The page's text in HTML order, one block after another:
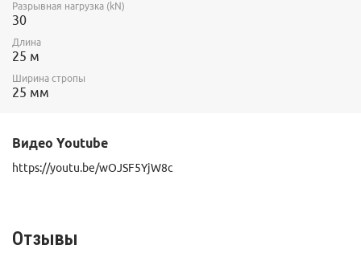
Разрывная нагрузка (kN)
30
Длина
25 м
Ширина стропы
25 мм
Видео Youtube
https://youtu.be/wOJSF5YjW8c
Отзывы